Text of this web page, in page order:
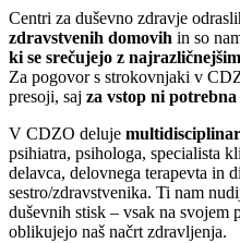
Centri za duševno zdravje
zdravstvenih domovih in so
ki se srečujejo z
Za pogovor s strokovnjaki v
presoji, saj za vstop ni
V CDZO deluje
psihiatra, psihologa, specialista
delavca, delovnega terapevta in
sestro/zdravstvenika. Ti nam
duševnih stisk – vsak na svojem
oblikujejo naš načrt zdravljenja.